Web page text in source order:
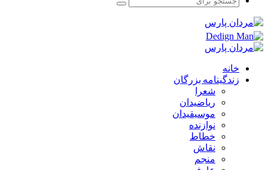
جستجو
خانه
زندگینامه بزرگان
شعرا
ریاضیدان
موسیقیدان
نوازنده
خطاط
نقاش
منجم